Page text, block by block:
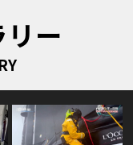
ー